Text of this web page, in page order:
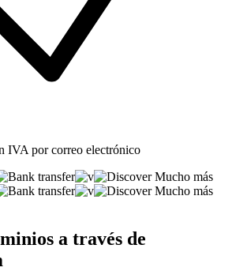
IVA por correo electrónico
Mucho más
Mucho más
a través de